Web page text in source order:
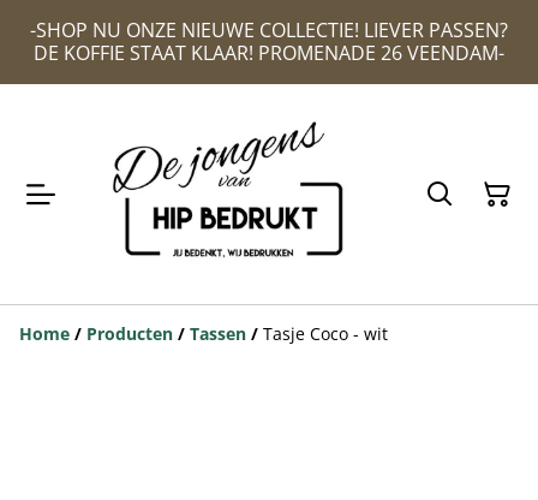
-SHOP NU ONZE NIEUWE COLLECTIE! LIEVER PASSEN?
DE KOFFIE STAAT KLAAR! PROMENADE 26 VEENDAM-
Home / Producten / Tassen / Tasje Coco - wit